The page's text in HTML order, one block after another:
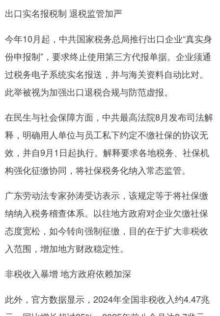
出口实名报税制 退税监管加严
今年10月起，中共国家税务总局推行出口企业“真实身
份申报制”，要求终止使用第三方代报单据。企业须通
过税务电子系统实名报送，并与海关资料自动比对。
此举被视为加强出口退税合规与防范虚报。
在民生与社会保障方面，中共最高法院8月发布司法解
释，明确用人单位与员工私下约定不缴社保的协议无
效，并自9月1日起执行。解释要求各地税务、社保机
构强化征缴协同，将社保税务化纳入常态监管。
广东劳动法专家孙涛受访表示，该规定等于将社保缴
纳纳入税务稽查体系。以往地方政府对企业欠缴社保
态度宽松，如今转向强制征缴，目的在于扩大非税收
入范围，增加地方财政稳定性。
非税收入暴增 地方政府依赖加深
此外，官方数据显示，2024年全国非税收入约4.47兆